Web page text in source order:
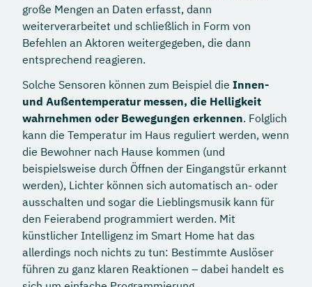
große Mengen an Daten erfasst, dann
weiterverarbeitet und schließlich in Form von
Befehlen an Aktoren weitergegeben, die dann
entsprechend reagieren.
Solche Sensoren können zum Beispiel die Innen-
und Außentemperatur messen, die Helligkeit
wahrnehmen oder Bewegungen erkennen. Folglich
kann die Temperatur im Haus reguliert werden, wenn
die Bewohner nach Hause kommen (und
beispielsweise durch Öffnen der Eingangstür erkannt
werden), Lichter können sich automatisch an- oder
ausschalten und sogar die Lieblingsmusik kann für
den Feierabend programmiert werden. Mit
künstlicher Intelligenz im Smart Home hat das
allerdings noch nichts zu tun: Bestimmte Auslöser
führen zu ganz klaren Reaktionen – dabei handelt es